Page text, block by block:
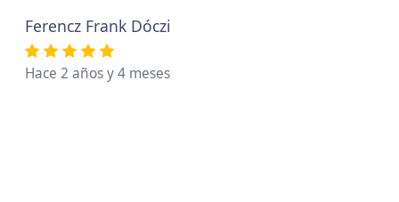
Ferencz Frank Dóczi
Hace 2 años y 4 meses